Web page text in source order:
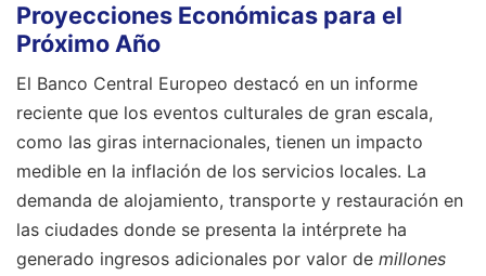
Proyecciones Económicas para el
Próximo Año
El Banco Central Europeo destacó en un informe
reciente que los eventos culturales de gran escala,
como las giras internacionales, tienen un impacto
medible en la inflación de los servicios locales. La
demanda de alojamiento, transporte y restauración en
las ciudades donde se presenta la intérprete ha
generado ingresos adicionales por valor de millones